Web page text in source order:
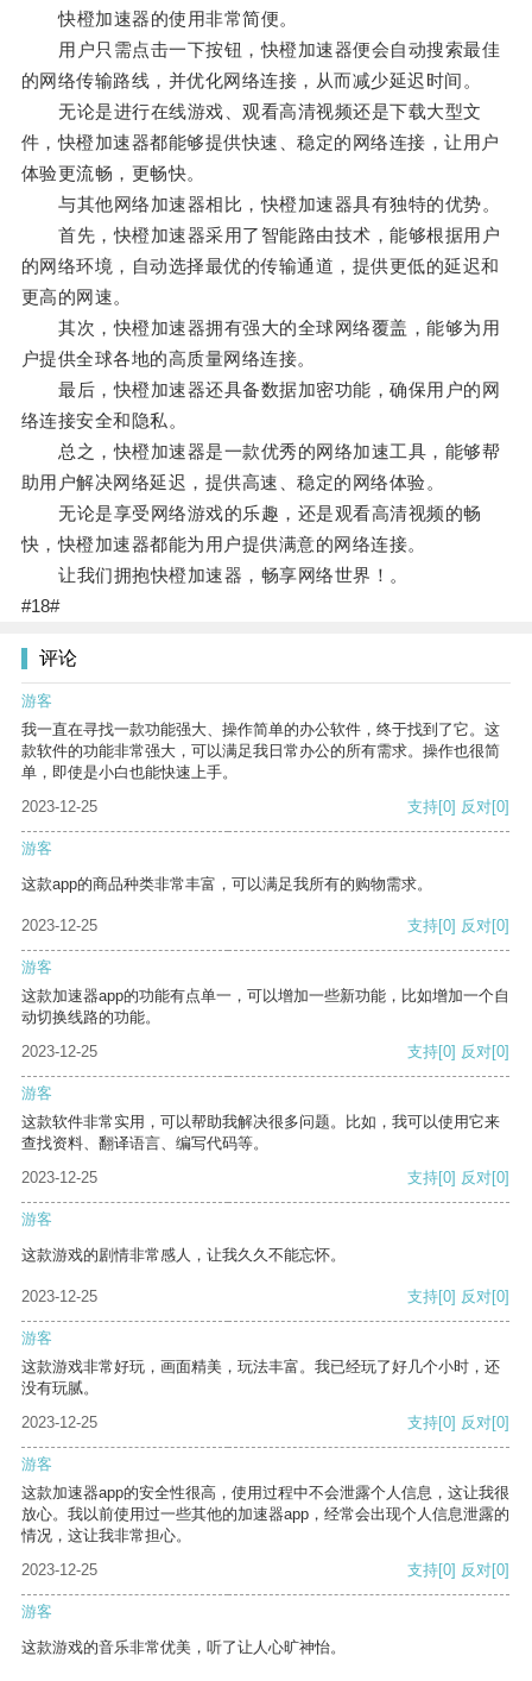
快橙加速器的使用非常简便。
用户只需点击一下按钮，快橙加速器便会自动搜索最佳
的网络传输路线，并优化网络连接，从而减少延迟时间。
无论是进行在线游戏、观看高清视频还是下载大型文
件，快橙加速器都能够提供快速、稳定的网络连接，让用户
体验更流畅，更畅快。
与其他网络加速器相比，快橙加速器具有独特的优势。
首先，快橙加速器采用了智能路由技术，能够根据用户
的网络环境，自动选择最优的传输通道，提供更低的延迟和
更高的网速。
其次，快橙加速器拥有强大的全球网络覆盖，能够为用
户提供全球各地的高质量网络连接。
最后，快橙加速器还具备数据加密功能，确保用户的网
络连接安全和隐私。
总之，快橙加速器是一款优秀的网络加速工具，能够帮
助用户解决网络延迟，提供高速、稳定的网络体验。
无论是享受网络游戏的乐趣，还是观看高清视频的畅
快，快橙加速器都能为用户提供满意的网络连接。
让我们拥抱快橙加速器，畅享网络世界！。
#18#
评论
游客
我一直在寻找一款功能强大、操作简单的办公软件，终于找到了它。这
款软件的功能非常强大，可以满足我日常办公的所有需求。操作也很简
单，即使是小白也能快速上手。
2023-12-25
支持[0] 反对[0]
游客
这款app的商品种类非常丰富，可以满足我所有的购物需求。
2023-12-25 支持[0] 反对[0]
游客
这款加速器app的功能有点单一，可以增加一些新功能，比如增加一个自
动切换线路的功能。
2023-12-25
支持[0] 反对[0]
游客
这款软件非常实用，可以帮助我解决很多问题。比如，我可以使用它来
查找资料、翻译语言、编写代码等。
2023-12-25
支持[0] 反对[0]
游客
这款游戏的剧情非常感人，让我久久不能忘怀。
2023-12-25 支持[0] 反对[0]
游客
这款游戏非常好玩，画面精美，玩法丰富。我已经玩了好几个小时，还
没有玩腻。
2023-12-25
支持[0] 反对[0]
游客
这款加速器app的安全性很高，使用过程中不会泄露个人信息，这让我很
放心。我以前使用过一些其他的加速器app，经常会出现个人信息泄露的
情况，这让我非常担心。
2023-12-25
支持[0] 反对[0]
游客
这款游戏的音乐非常优美，听了让人心旷神怡。